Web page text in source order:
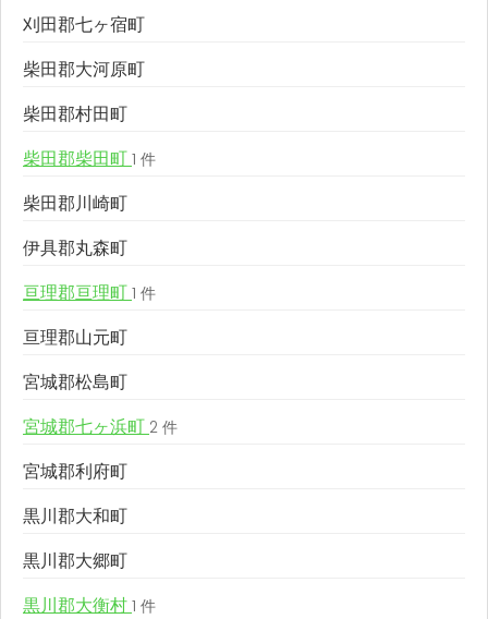
刈田郡七ヶ宿町
柴田郡大河原町
柴田郡村田町
柴田郡柴田町 1 件
柴田郡川崎町
伊具郡丸森町
亘理郡亘理町 1 件
亘理郡山元町
宮城郡松島町
宮城郡七ヶ浜町 2 件
宮城郡利府町
黒川郡大和町
黒川郡大郷町
黒川郡大衡村 1 件